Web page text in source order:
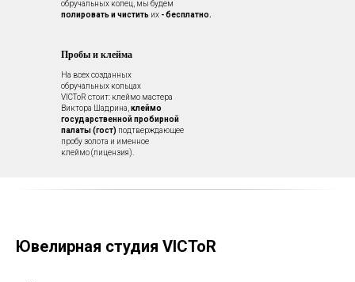
обручальных колец, мы будем
полировать и чистить их - бесплатно.
Пробы и клейма
На всех созданных
обручальных кольцах
VICToR стоит: клеймо мастера
Виктора Шадрина,клеймо
государственной пробирной
палаты (гост) подтверждающее
пробу золота и именное
клеймо (лицензия).
Ювелирная студия VICToR